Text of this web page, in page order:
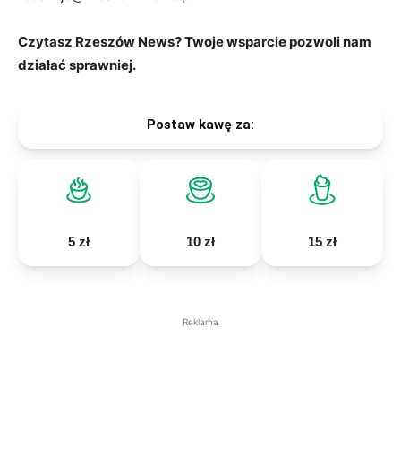
Czytasz Rzeszów News? Twoje wsparcie pozwoli nam
działać sprawniej.
Postaw kawę za:
5 zł 10 zł 15 zł
Reklama